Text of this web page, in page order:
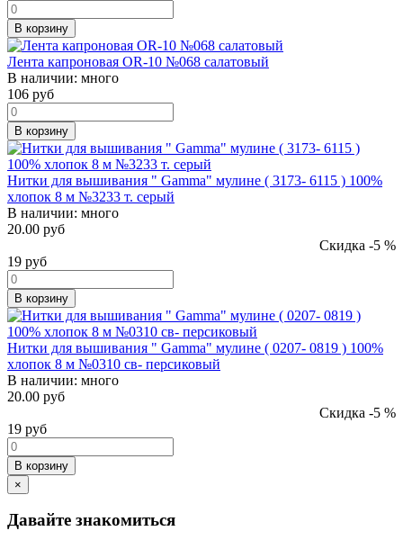
В корзину
Лента капроновая OR-10 №068 салатовый
В наличии: много
106 руб
В корзину
Нитки для вышивания " Gamma" мулине ( 3173- 6115 ) 100%
хлопок 8 м №3233 т. серый
В наличии: много
20.00 руб
Скидка -5 %
19 руб
В корзину
Нитки для вышивания " Gamma" мулине ( 0207- 0819 ) 100%
хлопок 8 м №0310 св- персиковый
В наличии: много
20.00 руб
Скидка -5 %
19 руб
В корзину
×
Давайте знакомиться